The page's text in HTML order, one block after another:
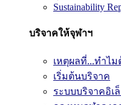
Sustainability
บริจาคให้จุฬาฯ
เหตุผลที่...ทำไ
เริ่มต้นบริจาค
ระบบบริจาคอิเ